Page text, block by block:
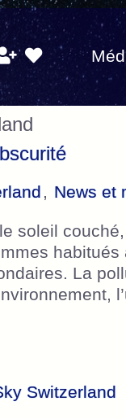
, News et
soleil
La
Switzerland